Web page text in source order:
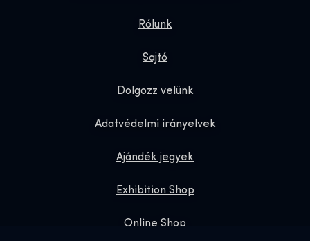
Rólunk
Sajtó
Dolgozz velünk
Adatvédelmi irányelvek
Ajándék jegyek
Exhibition Shop
Online Shop